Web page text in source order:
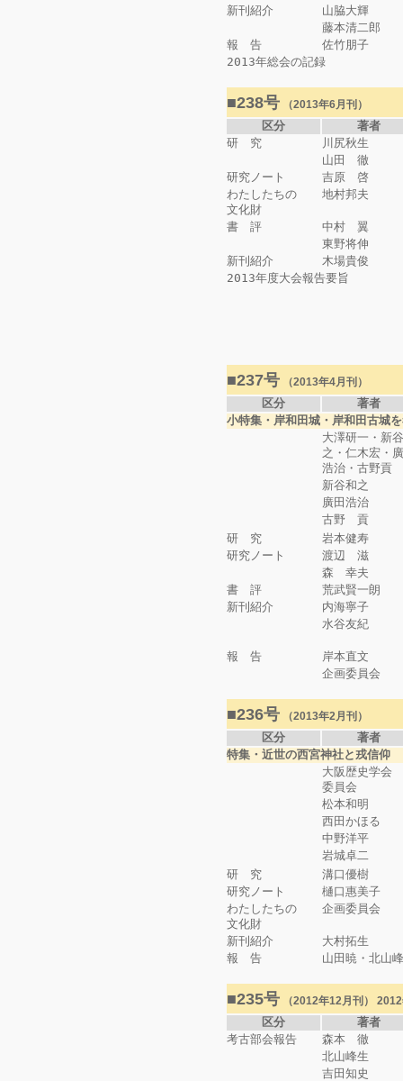
新刊紹介
山脇大輝
藤本清二郎
報 告
佐竹朋子
2013年総会の記録
■238号 （2013年6月刊）
区分
著者
研 究
川尻秋生
山田 徹
研究ノート
吉原 啓
わたしたちの
文化財
地村邦夫
書 評
中村 翼
東野将伸
新刊紹介
木場貴俊
2013年度大会報告要旨
■237号 （2013年4月刊）
区分
著者
小特集・岸和田城・岸和田古城
大澤研一・新
之・仁木宏・
浩治・古野貢
新谷和之
廣田浩治
古野 貢
研 究
岩本健寿
研究ノート
渡辺 滋
森 幸夫
書 評
荒武賢一朗
新刊紹介
内海寧子
水谷友紀
報 告
岸本直文
企画委員会
■236号 （2013年2月刊）
区分
著者
特集・近世の西宮神社と戎信仰
大阪歴史学会
委員会
松本和明
西田かほる
中野洋平
岩城卓二
研 究
溝口優樹
研究ノート
樋口惠美子
わたしたちの
文化財
企画委員会
新刊紹介
大村拓生
報 告
山田暁・北山
■235号 （2012年12月刊）
区分
著者
考古部会報告
森本 徹
北山峰生
吉田知史